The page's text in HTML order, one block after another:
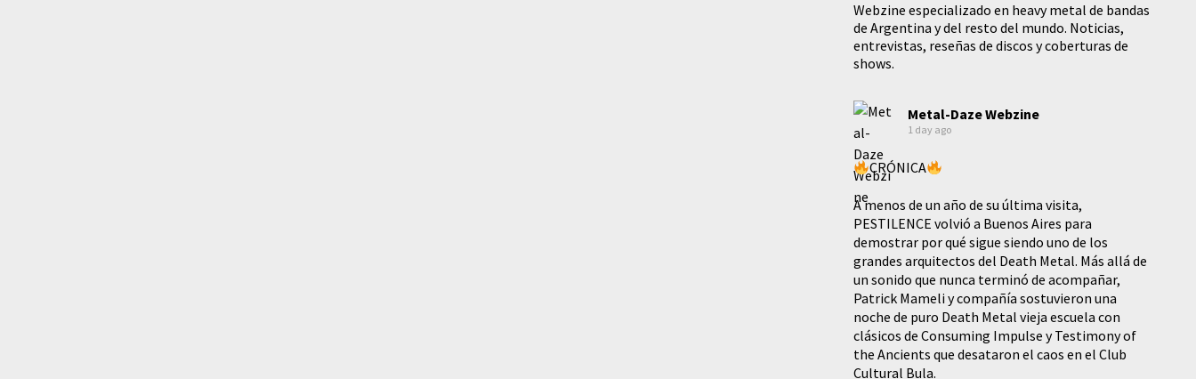
Webzine especializado en heavy metal de bandas
de Argentina y del resto del mundo. Noticias,
entrevistas, reseñas de discos y coberturas de
shows.
Metal-Daze Webzine
1 day ago
CRÓNICA
A menos de un año de su última visita,
PESTILENCE volvió a Buenos Aires para
demostrar por qué sigue siendo uno de los
grandes arquitectos del Death Metal. Más allá de
un sonido que nunca terminó de acompañar,
Patrick Mameli y compañía sostuvieron una
noche de puro Death Metal vieja escuela con
clásicos de Consuming Impulse y Testimony of
the Ancients que desataron el caos en el Club
Cultural Bula.